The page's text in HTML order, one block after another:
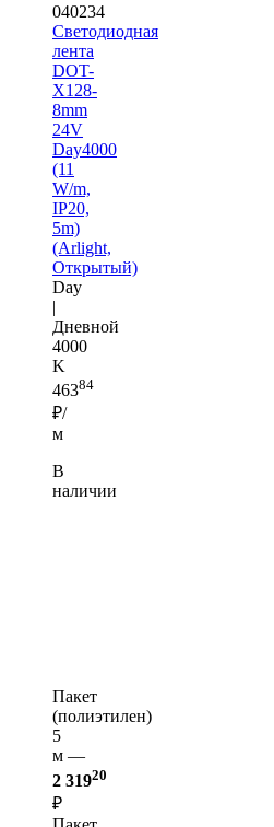
040234
Светодиодная
лента
DOT-
X128-
8mm
24V
Day4000
(11
W/m,
IP20,
5m)
(Arlight,
Открытый)
Day
|
Дневной
4000
K
46384
₽/
м
В
наличии
Пакет
(полиэтилен)
5
м —
2 31920
₽